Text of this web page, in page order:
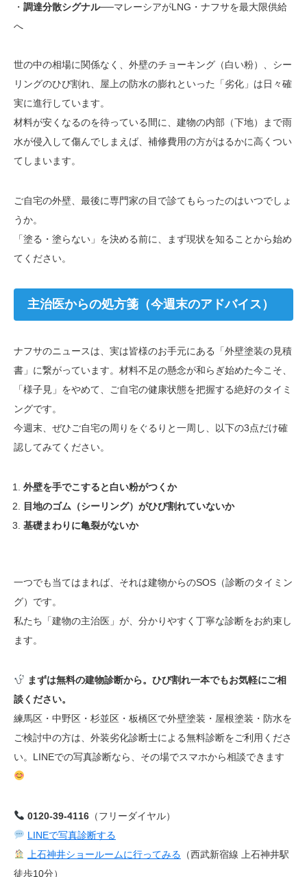
・ 調達分散シグナル──マレーシアがLNG・ナフサを最大限供給
へ
世の中の相場に関係なく、外壁のチョーキング（白い粉）、シー
リングのひび割れ、屋上の防水の膨れといった「劣化」は日々確
実に進行しています。
材料が安くなるのを待っている間に、建物の内部（下地）まで雨
水が侵入して傷んでしまえば、補修費用の方がはるかに高くつい
てしまいます。
ご自宅の外壁、最後に専門家の目で診てもらったのはいつでしょ
うか。
「塗る・塗らない」を決める前に、まず現状を知ることから始め
てください。
主治医からの処方箋（今週末のアドバイス）
ナフサのニュースは、実は皆様のお手元にある「外壁塗装の見積
書」に繋がっています。材料不足の懸念が和らぎ始めた今こそ、
「様子見」をやめて、ご自宅の健康状態を把握する絶好のタイミ
ングです。
今週末、ぜひご自宅の周りをぐるりと一周し、以下の3点だけ確
認してみてください。
外壁を手でこすると白い粉がつくか
目地のゴム（シーリング）がひび割れていないか
基礎まわりに亀裂がないか
一つでも当てはまれば、それは建物からのSOS（診断のタイミン
グ）です。
私たち「建物の主治医」が、分かりやすく丁寧な診断をお約束し
ます。
まずは無料の建物診断から。ひび割れ一本でもお気軽にご相
談ください。
練馬区・中野区・杉並区・板橋区で外壁塗装・屋根塗装・防水を
ご検討中の方は、外装劣化診断士による無料診断をご利用くださ
い。LINEでの写真診断なら、その場でスマホから相談できます
0120-39-4116（フリーダイヤル）
LINEで写真診断する
上石神井ショールームに行ってみる （西武新宿線 上石神井駅
徒歩10分）